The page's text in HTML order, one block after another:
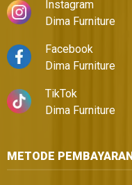
Instagram
Dima Furniture
Facebook
Dima Furniture
TikTok
Dima Furniture
METODE PEMBAYARAN